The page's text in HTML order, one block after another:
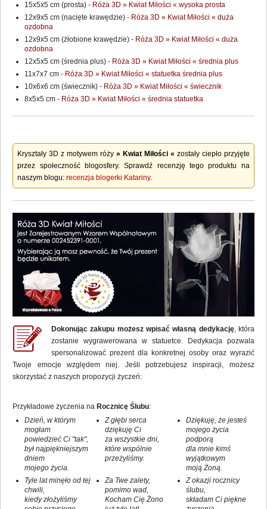
15x5x5 cm (prosta) - Róża 3D » Kwiat Miłości « wysoka prosta
12x9x5 cm (nacięte krawędzie) - Róża 3D » Kwiat Miłości « duża
ozdobna
12x9x5 cm (żłobione krawędzie) - Róża 3D » Kwiat Miłości « duża
ozdobna
12x5x5 cm (średnia plus) - Róża 3D » Kwiat Miłości « średnia plus
11x7x7 cm - Róża 3D » Kwiat Miłości « statuetka średnia plus
10x6x6 cm (świecznik) - Róża 3D » Kwiat Miłości « świecznik
8x5x5 cm - Róża 3D » Kwiat Miłości « średnia statuetka
Kryształy 3D z motywem róży» Kwiat Miłości « zostały ciepło przyjęte
przez społeczność blogosfery. Sprawdź recenzję tego produktu na
naszym blogu:recenzja blogerki Katariny.
Dokonując zakupu możesz wpisać własną dedykację, która
zostanie wygrawerowana w statuetce. Dedykacja pozwala
spersonalizować prezent dla konkretnej osoby oraz wyrazić
Twoje emocje względem niej. Jeśli potrzebujesz inspiracji, możesz
skorzystać z naszych propozycji życzeń:
Przykładowe życzenia naRocznicę Ślubu:
Dzień, w którym
mogłam
powiedzieć Ci "tak",
był najpiękniejszym
dniem
mojego życia.
Z głębi serca
dziękuję Ci
za wszystkie dni,
które wspólnie
przeżyliśmy.
Dziękuję, że jesteś
mojego życia
podporą
dla mnie kimś
wyjątkowym
moją Żoną.
Tyle lat minęło od tej
chwili,
kiedy złożyliśmy
Za Twe zalety,
pomimo wad,
Kocham Cię Żono
Z okazji rocznicy
ślubu,
składam Ci piękne